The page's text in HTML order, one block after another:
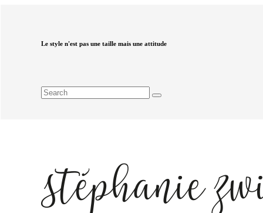
Le style n'est pas une taille mais une attitude